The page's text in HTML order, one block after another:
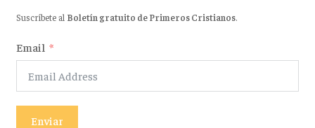
Suscríbete al Boletín gratuito de Primeros Cristianos.
Email
Enviar